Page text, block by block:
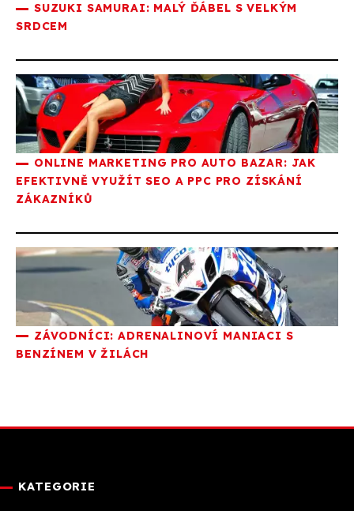
SUZUKI SAMURAI: MALÝ ĎÁBEL S VELKÝM
SRDCEM
ONLINE MARKETING PRO AUTO BAZAR: JAK
EFEKTIVNĚ VYUŽÍT SEO A PPC PRO ZÍSKÁNÍ
ZÁKAZNÍKŮ
ZÁVODNÍCI: ADRENALINOVÍ MANIACI S
BENZÍNEM V ŽILÁCH
KATEGORIE